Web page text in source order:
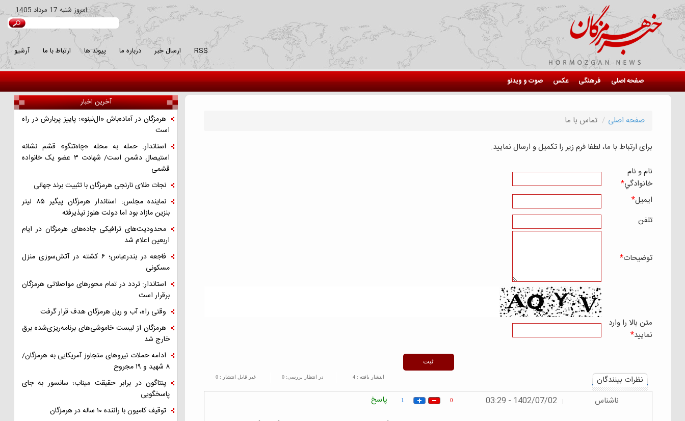
امروز شنبه 17 مرداد 1405
آرشیو ارتباط با ما پیوند ها درباره ما ارسال خبر RSS
صفحه اصلی فرهنگی عکس صوت و ویدئو
صفحه اصلی تماس با ما
برای ارتباط با ما، لطفا فرم زیر را تکمیل و ارسال نمایید.
نام و نام
خانوادگي*
ايميل*
تلفن
توضيحات*
متن بالا را وارد
نماييد*
نظرات بينندگان غیر قابل انتشار : 0 در انتظار بررسی:0 انتشار یافته : 4
ناشناس 1402/07/02 - 03:29
0
1
پاسخ
آخرین اخبار
هرمزگان در آماده‌باش «ال‌نینو»؛ پاییز پربارش در راه
است
استاندار: حمله به محله «چاه‌تنگو» قشم نشانه
استیصال دشمن است/ شهادت ۳ عضو یک خانواده
قشمی
نجات طلای نارنجی هرمزگان با تثبیت برند جهانی
نماینده مجلس: استاندار هرمزگان پیگیر ۸۵ لیتر
بنزین مازاد بود اما دولت هنوز نپذیرفته
محدودیت‌های ترافیکی جاده‌های هرمزگان در ایام
اربعین اعلام شد
فاجعه در بندرعباس؛ ۶ کشته در آتش‌سوزی منزل
مسکونی
استاندار: تردد در تمام محورهای مواصلاتی هرمزگان
برقرار است
وقتی راه، آب و ریل هرمزگان هدف قرار گرفت
هرمزگان از لیست خاموشی‌های برنامه‌ریزی‌شده برق
خارج شد
ادامه حملات نیروهای متجاوز آمریکایی به هرمزگان/
۸ شهید و ۱۹ مجروح
پنتاگون در برابر حقیقت میناب؛ سانسور به جای
پاسخگویی
توقیف کامیون با راننده ۱۰ ساله در هرمزگان